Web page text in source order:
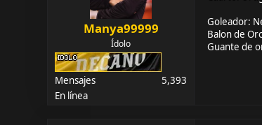
Manya99999
Ídolo
Mensajes
5,393
En línea
Goleador:
Balon de
Guante de